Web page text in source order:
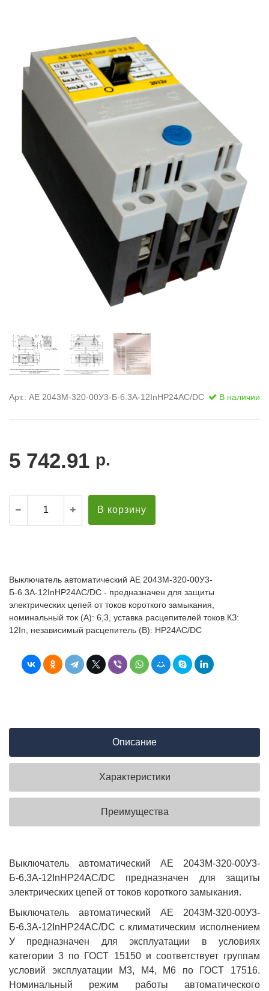
Стремянки с
Стремянки с
опорой
Ширмы
РЗА (шторы)
Штендеры
Щиты
диэлектрические
Арт.: АЕ 2043М-320-00У3-Б-6.3А-12InНР24AC/DC В наличии
5 742.91 р.
В корзину
Выключатель автоматический АЕ 2043М-320-00У3-
Б-6.3А-12InНР24AC/DC - предназначен для защиты
электрических цепей от токов короткого замыкания,
номинальный ток (А): 6,3, уставка расцепителей токов КЗ:
12In, независимый расцепитель (В): НР24AC/DC
Описание
Характеристики
Преимущества
Выключатель автоматический АЕ 2043М-320-00У3-
Б-6.3А-12InНР24AC/DC предназначен для защиты
электрических цепей от токов короткого замыкания.
Выключатель автоматический АЕ 2043М-320-00У3-
Б-6.3А-12InНР24AC/DC с климатическим исполнением
У предназначен для эксплуатации в условиях
категории 3 по ГОСТ 15150 и соответствует группам
условий эксплуатации М3, М4, М6 по ГОСТ 17516.
Номинальный режим работы автоматического